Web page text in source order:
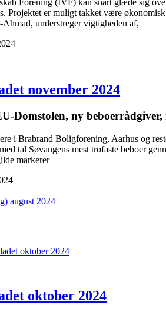
Forening (IVF) kan snart glæde sig
Projektet er muligt takket være
understreger vigtigheden af,
november 2024
Domstolen, ny
i Brabrand Boligforening, Aarhus og
tal Søvangens mest trofaste beboer
markerer
august 2024
oktober 2024
oktober 2024